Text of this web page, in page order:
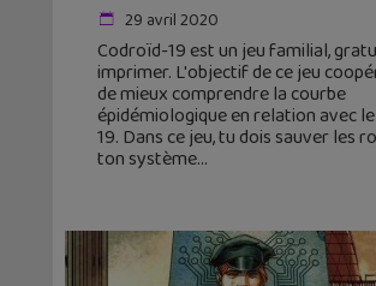
29 avril 2020
Codroïd-19 est un jeu familial,
imprimer. L'objectif de ce jeu
de mieux comprendre la courbe
épidémiologique en relation avec
19. Dans ce jeu, tu dois sauver les
ton système